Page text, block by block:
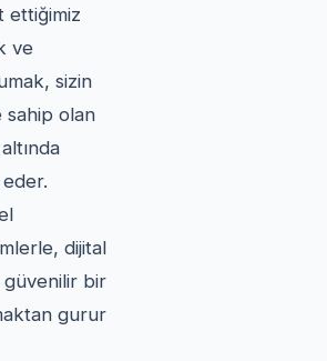
ettiğimiz
ve
sizin
sahip olan
eder.
dijital
bir
gurur